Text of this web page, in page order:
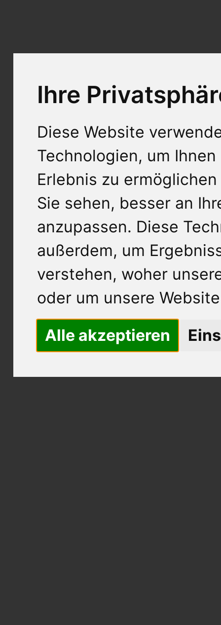
Ihre
Diese Website
Technologien, um
Erlebnis zu
Sie sehen, besser an
anzupassen. Diese
außerdem, um
verstehen, woher
oder um unsere
Alle akzeptieren